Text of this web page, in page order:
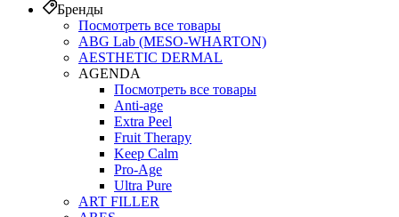
Бренды
Посмотреть все товары
ABG Lab (MESO-WHARTON)
AESTHETIC DERMAL
AGENDA
Посмотреть все товары
Anti-age
Extra Peel
Fruit Therapy
Keep Calm
Pro‑Age
Ultra Pure
ART FILLER